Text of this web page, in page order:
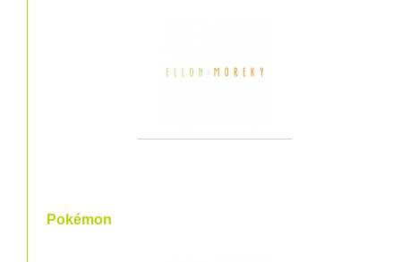
Pokémon